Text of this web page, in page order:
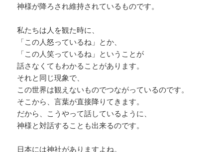
神様が降ろされ維持されているものです。
私たちは人を観た時に、
「この人怒っているね」とか、
「この人笑っているね」ということが
話さなくてもわかることがあります。
それと同じ現象で、
この世界は観えないものでつながっているのです。
そこから、言葉が直接降りてきます。
だから、こうやって話しているように、
神様と対話することも出来るのです。
日本には神社がありますよね。